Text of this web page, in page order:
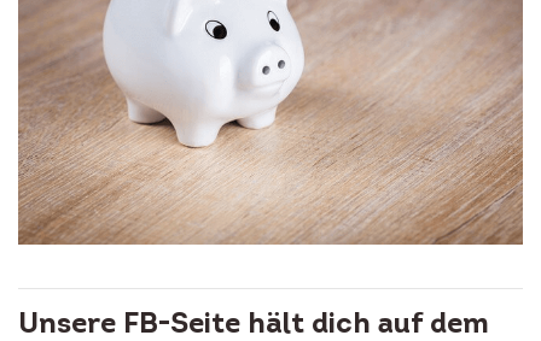
Unsere FB-Seite hält dich auf dem